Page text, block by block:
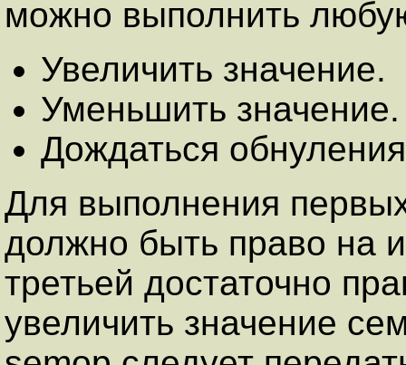
можно выполнить
Увеличить значение.
Уменьшить значение.
Дождаться
Для выполнения
должно быть право на
третьей достаточно
увеличить значение